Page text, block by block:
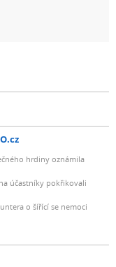
hrdiny oznámila
účastníky pokřikovali
o šířící se nemoci